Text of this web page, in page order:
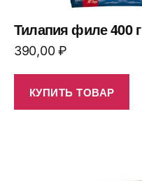
Тилапия филе 400 г
390,00₽
КУПИТЬ ТОВАР